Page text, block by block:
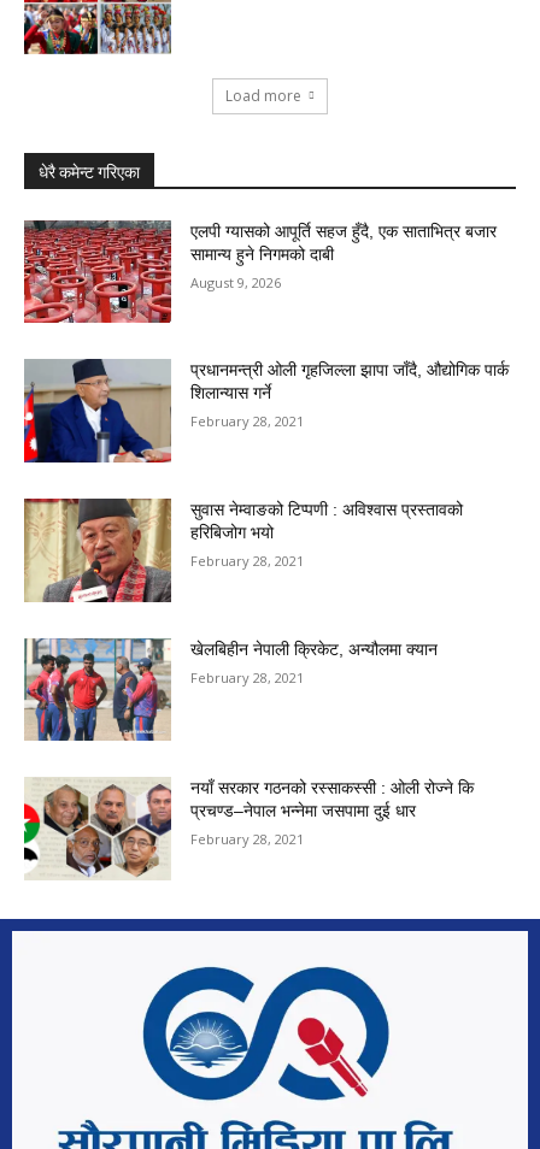
Load more
धेरै कमेन्ट गरिएका
एलपी ग्यासको आपूर्ति सहज हुँदै, एक साताभित्र बजार
सामान्य हुने निगमको दाबी
August 9, 2026
प्रधानमन्त्री ओली गृहजिल्ला झापा जाँदै, औद्योगिक पार्क
शिलान्यास गर्ने
February 28, 2021
सुवास नेम्वाङको टिप्पणी : अविश्वास प्रस्तावको
हरिबिजोग भयो
February 28, 2021
खेलबिहीन नेपाली क्रिकेट, अन्यौलमा क्यान
February 28, 2021
नयाँ सरकार गठनको रस्साकस्सी : ओली रोज्ने कि
प्रचण्ड–नेपाल भन्नेमा जसपामा दुई धार
February 28, 2021